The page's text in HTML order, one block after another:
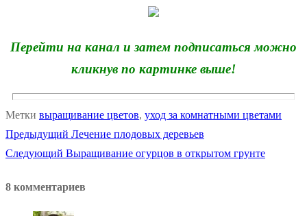
Перейти на канал и затем подписаться можно
кликнув по картинке выше!
Метки выращивание цветов, уход за комнатными цветами
Навигация
записям
Предыдущий Предыдущая
запись:
Лечение плодовых деревьев
Следующий Следующая
Выращивание огурцов в открытом грунте
8 комментариев